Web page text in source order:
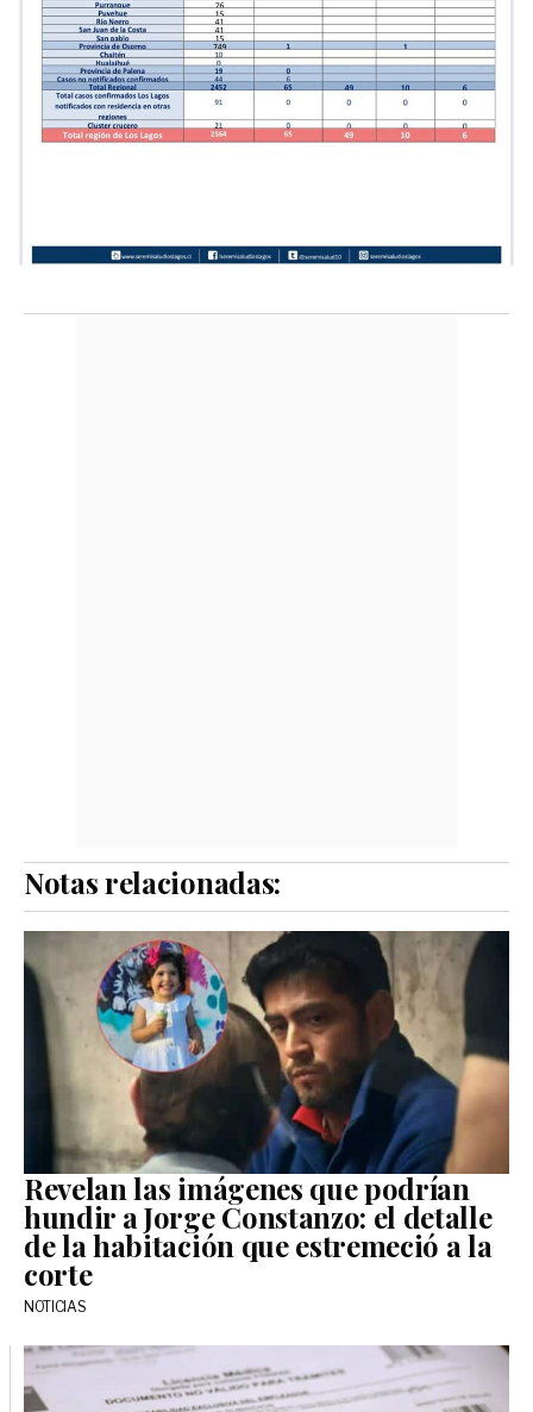
Notas relacionadas:
Revelan las imágenes que podrían
hundir a Jorge Constanzo: el detalle
de la habitación que estremeció a la
corte
NOTICIAS